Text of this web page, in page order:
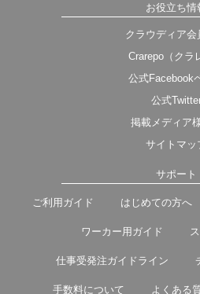
お役立ち情
クラウディア会
Crarepo（クラ
公式Facebook
公式
掲載メディア
サイトマッ
サポート
ご利用ガイド はじめての方へ
ワーカー用ガイド
仕事受発注ガイドライン
手数料について よくある